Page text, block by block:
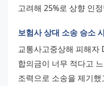
고려해 25%로 상향 인
보험사 상대 소송 승소
교통사고중상해 피해자
합의금이 너무 적다고
조력으로 소송을 제기